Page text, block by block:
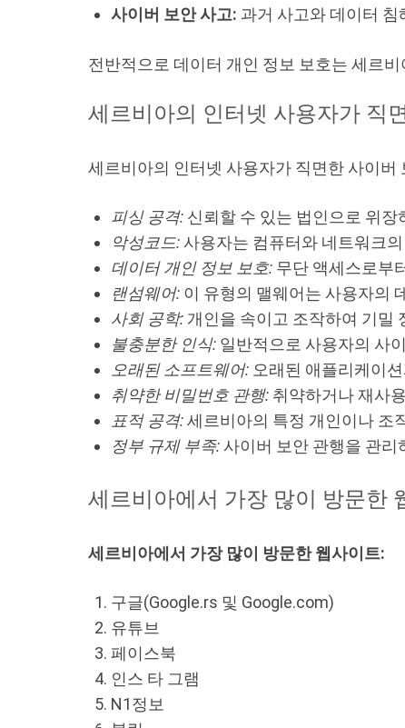
사이버 보안 사고: 과거 사고와 데이터
전반적으로 데이터 개인 정보 보호는 세르
세르비아의 인터넷 사용자가 직
세르비아의 인터넷 사용자가 직면한 사이버
피싱 공격: 신뢰할 수 있는 법인으로 위
악성코드: 사용자는 컴퓨터와 네트워크
데이터 개인 정보 보호: 무단 액세스로부
랜섬웨어: 이 유형의 맬웨어는 사용자의
사회 공학: 개인을 속이고 조작하여 기밀
불충분한 인식: 일반적으로 사용자의 사
오래된 소프트웨어: 오래된 애플리케이
취약한 비밀번호 관행: 취약하거나 재사
표적 공격:세르비아의 특정 개인이나 조
정부 규제 부족: 사이버 보안 관행을 관
세르비아에서 가장 많이 방문한
세르비아에서 가장 많이 방문한 웹사이트:
구글(Google.rs 및 Google.com)
유튜브
페이스북
인스 타 그램
N1정보